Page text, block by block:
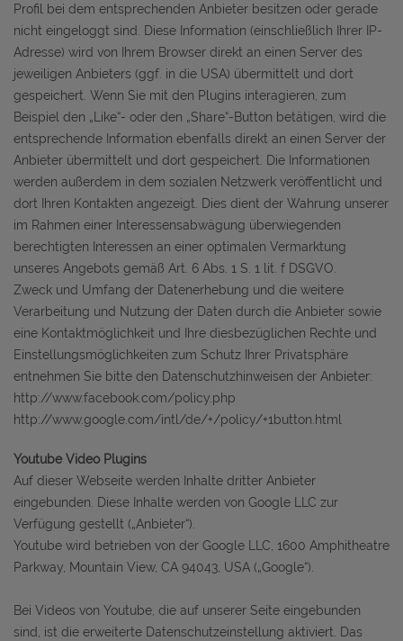
Profil bei dem entsprechenden Anbieter besitzen oder gerade
nicht eingeloggt sind. Diese Information (einschließlich Ihrer IP-
Adresse) wird von Ihrem Browser direkt an einen Server des
jeweiligen Anbieters (ggf. in die USA) übermittelt und dort
gespeichert. Wenn Sie mit den Plugins interagieren, zum
Beispiel den „Like“- oder den „Share“-Button betätigen, wird die
entsprechende Information ebenfalls direkt an einen Server der
Anbieter übermittelt und dort gespeichert. Die Informationen
werden außerdem in dem sozialen Netzwerk veröffentlicht und
dort Ihren Kontakten angezeigt. Dies dient der Wahrung unserer
im Rahmen einer Interessensabwägung überwiegenden
berechtigten Interessen an einer optimalen Vermarktung
unseres Angebots gemäß Art. 6 Abs. 1 S. 1 lit. f DSGVO.
Zweck und Umfang der Datenerhebung und die weitere
Verarbeitung und Nutzung der Daten durch die Anbieter sowie
eine Kontaktmöglichkeit und Ihre diesbezüglichen Rechte und
Einstellungsmöglichkeiten zum Schutz Ihrer Privatsphäre
entnehmen Sie bitte den Datenschutzhinweisen der Anbieter:
http://www.facebook.com/policy.php
http://www.google.com/intl/de/+/policy/+1button.html
Youtube Video Plugins
Auf dieser Webseite werden Inhalte dritter Anbieter
eingebunden. Diese Inhalte werden von Google LLC zur
Verfügung gestellt („Anbieter“).
Youtube wird betrieben von der Google LLC, 1600 Amphitheatre
Parkway, Mountain View, CA 94043, USA („Google“).
Bei Videos von Youtube, die auf unserer Seite eingebunden
sind, ist die erweiterte Datenschutzeinstellung aktiviert. Das